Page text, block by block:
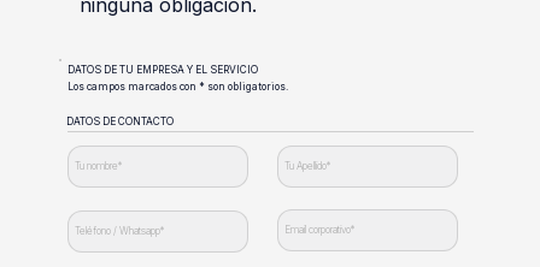
DATOS DE TU EMPRESA Y EL SERVICIO
Los campos marcados con * son obligatorios.
DATOS DE CONTACTO